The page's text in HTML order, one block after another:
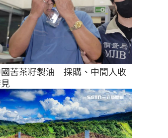
苦茶籽製油　採購、中間人收